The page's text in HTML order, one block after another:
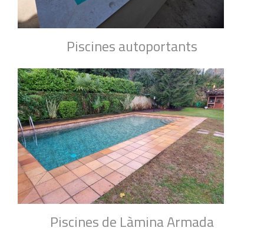
Piscines autoportants
Piscines de Làmina Armada